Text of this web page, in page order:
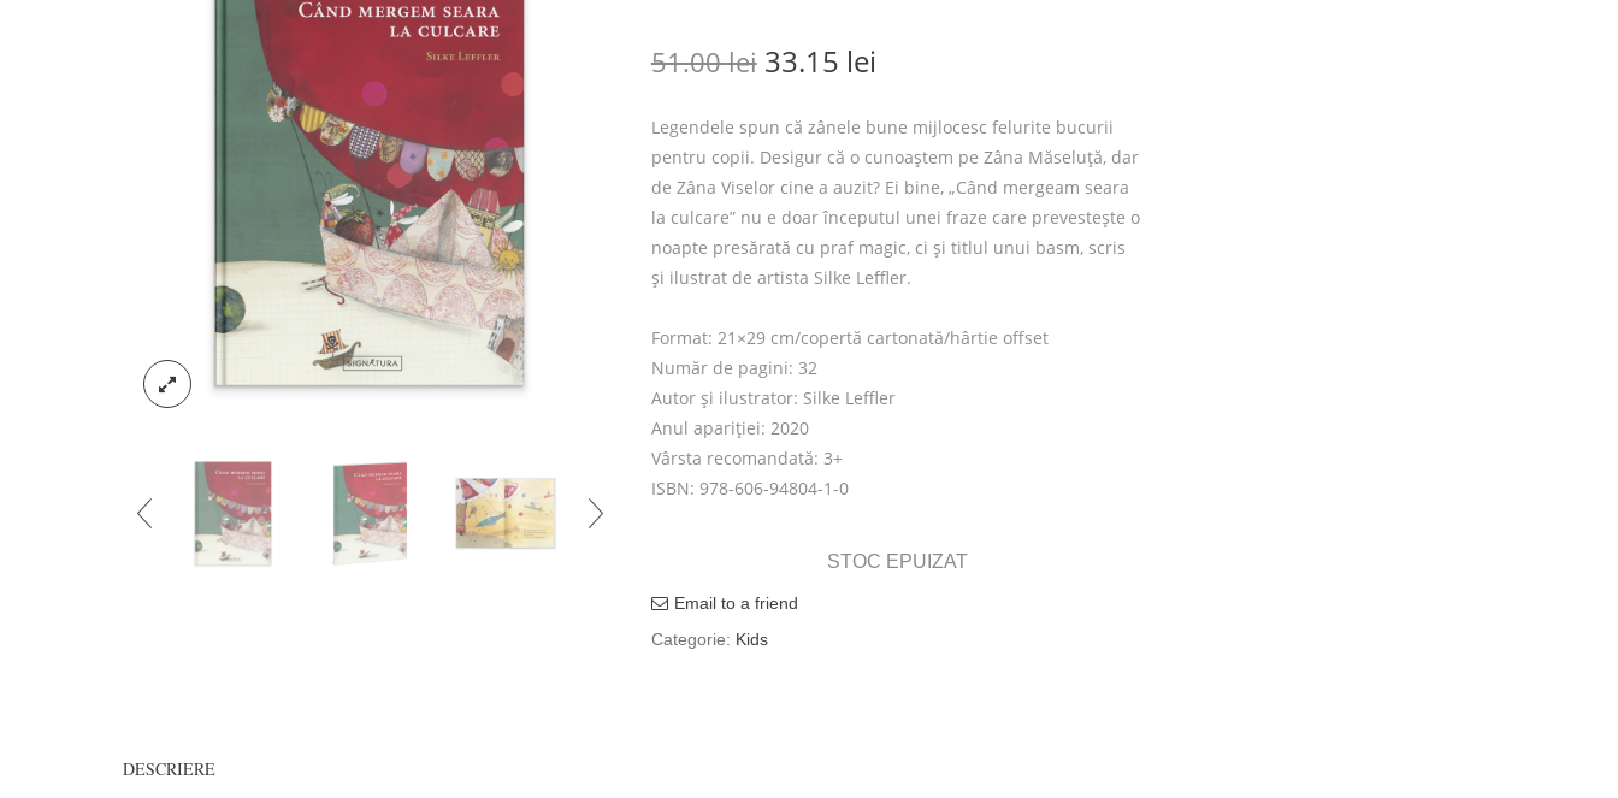
51.00lei Prețul inițial a fost: 51.00 lei.
33.15 leiPrețul curent este: 33.15 lei.
Legendele spun că zânele bune mijlocesc felurite bucurii
pentru copii. Desigur că o cunoaștem pe Zâna Măseluță, dar
de Zâna Viselor cine a auzit? Ei bine, „Când mergeam seara
la culcare” nu e doar începutul unei fraze care prevestește o
noapte presărată cu praf magic, ci și titlul unui basm, scris
și ilustrat de artista Silke Leffler.
Format: 21×29 cm/copertă cartonată/hârtie offset
Număr de pagini: 32
Autor și ilustrator: Silke Leffler
Anul apariției: 2020
Vârsta recomandată: 3+
ISBN: 978-606-94804-1-0
STOC EPUIZAT
Email to a friend
Categorie: Kids
DESCRIERE